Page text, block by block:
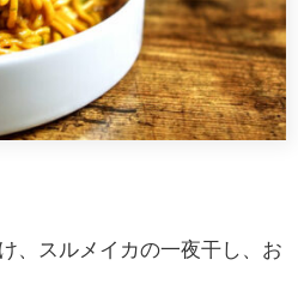
、スルメイカの一夜干し、お